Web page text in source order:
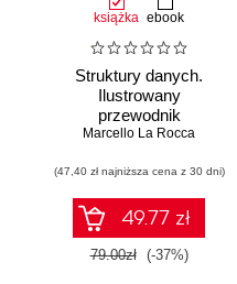
książka ebook
Struktury danych.
Ilustrowany
przewodnik
Marcello La Rocca
(47,40 zł najniższa cena z 30 dni)
49.77 zł
79.00zł (-37%)